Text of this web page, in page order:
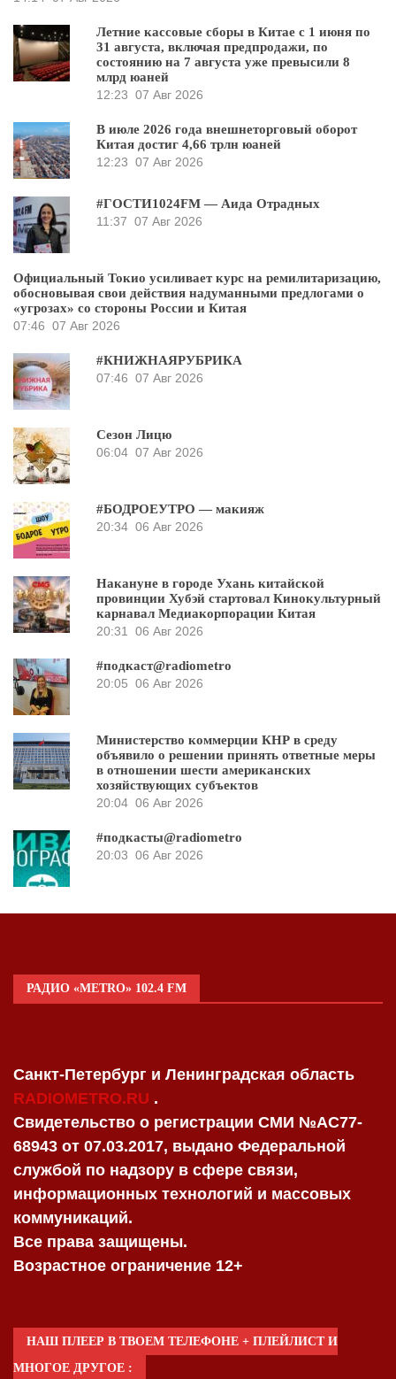
Летние кассовые сборы в Китае с 1 июня по
31 августа, включая предпродажи, по
состоянию на 7 августа уже превысили 8
млрд юаней
12:23 07 Авг 2026
В июле 2026 года внешнеторговый оборот
Китая достиг 4,66 трлн юаней
12:23 07 Авг 2026
#ГОСТИ1024FM — Аида Отрадных
11:37 07 Авг 2026
Официальный Токио усиливает курс на ремилитаризацию,
обосновывая свои действия надуманными предлогами о
«угрозах» со стороны России и Китая
07:46 07 Авг 2026
#КНИЖНАЯРУБРИКА
07:46 07 Авг 2026
Сезон Лицю
06:04 07 Авг 2026
#БОДРОЕУТРО — макияж
20:34 06 Авг 2026
Накануне в городе Ухань китайской
провинции Хубэй стартовал Кинокультурный
карнавал Медиакорпорации Китая
20:31 06 Авг 2026
#подкаст@radiometro
20:05 06 Авг 2026
Министерство коммерции КНР в среду
объявило о решении принять ответные меры
в отношении шести американских
хозяйствующих субъектов
20:04 06 Авг 2026
#подкасты@radiometro
20:03 06 Авг 2026
РАДИО «METRO» 102.4 FM
Санкт-Петербург и Ленинградская область
RADIOMETRO.RU .
Свидетельство о регистрации СМИ №AC77-
68943 от 07.03.2017, выдано Федеральной
службой по надзору в сфере связи,
информационных технологий и массовых
коммуникаций.
Все права защищены.
Возрастное ограничение 12+
НАШ ПЛЕЕР В ТВОЕМ ТЕЛЕФОНЕ + ПЛЕЙЛИСТ И
МНОГОЕ ДРУГОЕ :